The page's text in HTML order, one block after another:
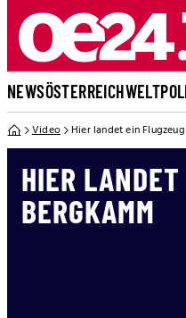
NEWSÖSTERREICHWELT
Video Hier landet ein
HIER
BERGKAMM